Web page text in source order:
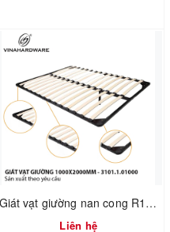
Giát vạt giường nan cong R1000XD2000mm – Mã 3101.1.01000
Liên hệ